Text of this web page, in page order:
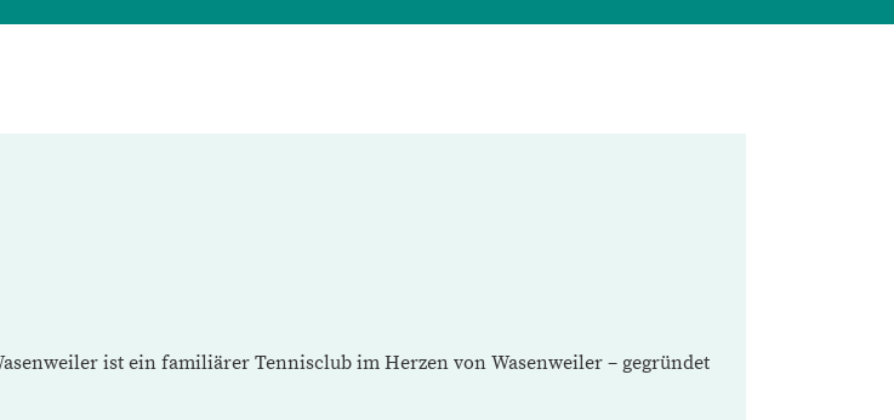
ist ein familiärer Tennisclub im Herzen von Wasenweiler – gegründet